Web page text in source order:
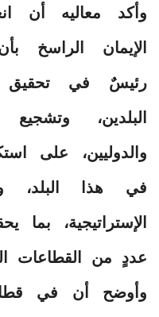
وأكد معاليه أن
الإيمان الراسخ
رئيسٌ في تحقيق
البلدين، وتشجيع
والدوليين، على
في هذا البلد،
الإستراتيجية، بما
عددٍ من القطاعات
وأوضح أن في قطاع